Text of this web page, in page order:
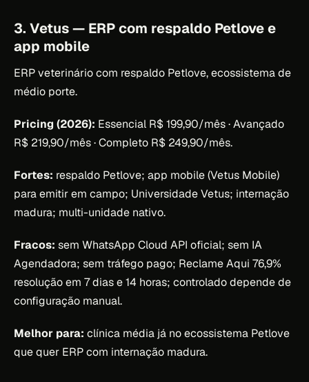
3. Vetus — ERP com respaldo Petlove e
app mobile
ERP veterinário com respaldo Petlove, ecossistema de
médio porte.
Pricing (2026): Essencial R$ 199,90/mês · Avançado
R$ 219,90/mês · Completo R$ 249,90/mês.
Fortes: respaldo Petlove; app mobile (Vetus Mobile)
para emitir em campo; Universidade Vetus; internação
madura; multi-unidade nativo.
Fracos: sem WhatsApp Cloud API oficial; sem IA
Agendadora; sem tráfego pago; Reclame Aqui 76,9%
resolução em 7 dias e 14 horas; controlado depende de
configuração manual.
Melhor para: clínica média já no ecossistema Petlove
que quer ERP com internação madura.